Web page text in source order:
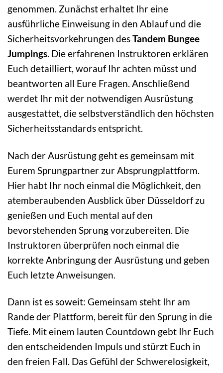
genommen. Zunächst erhaltet Ihr eine
ausführliche Einweisung in den Ablauf und die
Sicherheitsvorkehrungen desTandem Bungee
Jumpings . Die erfahrenen Instruktoren erklären
Euch detailliert, worauf Ihr achten müsst und
beantworten all Eure Fragen. Anschließend
werdet Ihr mit der notwendigen Ausrüstung
ausgestattet, die selbstverständlich den höchsten
Sicherheitsstandards entspricht.
Nach der Ausrüstung geht es gemeinsam mit
Eurem Sprungpartner zur Absprungplattform.
Hier habt Ihr noch einmal die Möglichkeit, den
atemberaubenden Ausblick über Düsseldorf zu
genießen und Euch mental auf den
bevorstehenden Sprung vorzubereiten. Die
Instruktoren überprüfen noch einmal die
korrekte Anbringung der Ausrüstung und geben
Euch letzte Anweisungen.
Dann ist es soweit: Gemeinsam steht Ihr am
Rande der Plattform, bereit für den Sprung in die
Tiefe. Mit einem lauten Countdown gebt Ihr Euch
den entscheidenden Impuls und stürzt Euch in
den freien Fall. Das Gefühl der Schwerelosigkeit,